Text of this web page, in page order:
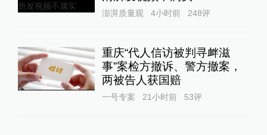
澎湃质量观 4小时前 248评
重庆“代人信访被判寻衅滋
事”案检方撤诉、警方撤案，
两被告人获国赔
一号专案 21小时前 53评